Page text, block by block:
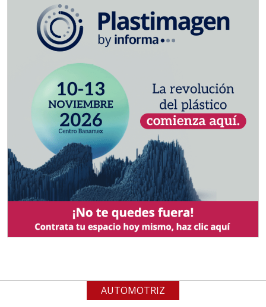
Aplicar al Requerimiento
Empresa en Jalisco
Requiere:
MATERIALES PARA SELLOS DE
BATERÍAS DE LITIO
Especificaciones:
Para vehículos eléctricos.
Requisitos: Garantizar composición
química y origen adecuados
(especialmente para grafito) y
contar con sistemas de calidad y
gestión ambiental.
AUTOMOTRIZ